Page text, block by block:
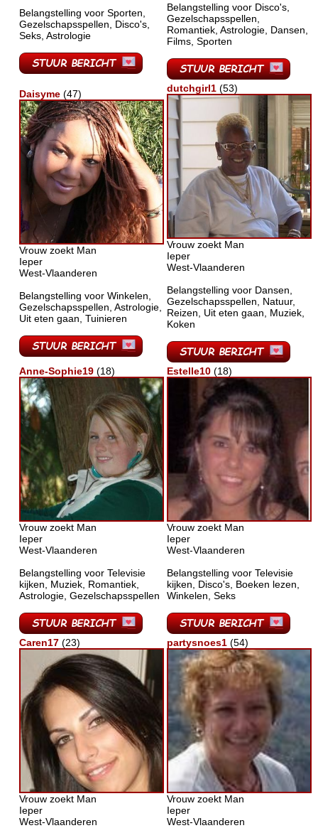
Belangstelling voor Sporten,
Gezelschapsspellen, Disco's,
Seks, Astrologie
Belangstelling voor Disco's,
Gezelschapsspellen,
Romantiek, Astrologie, Dansen,
Films, Sporten
Daisyme (47)
Vrouw zoekt Man
Ieper
West-Vlaanderen
Belangstelling voor Winkelen,
Gezelschapsspellen, Astrologie,
Uit eten gaan, Tuinieren
dutchgirl1 (53)
Vrouw zoekt Man
Ieper
West-Vlaanderen
Belangstelling voor Dansen,
Gezelschapsspellen, Natuur,
Reizen, Uit eten gaan, Muziek,
Koken
Anne-Sophie19 (18)
Vrouw zoekt Man
Ieper
West-Vlaanderen
Belangstelling voor Televisie
kijken, Muziek, Romantiek,
Astrologie, Gezelschapsspellen
Estelle10 (18)
Vrouw zoekt Man
Ieper
West-Vlaanderen
Belangstelling voor Televisie
kijken, Disco's, Boeken lezen,
Winkelen, Seks
Caren17 (23)
Vrouw zoekt Man
Ieper
West-Vlaanderen
partysnoes1 (54)
Vrouw zoekt Man
Ieper
West-Vlaanderen